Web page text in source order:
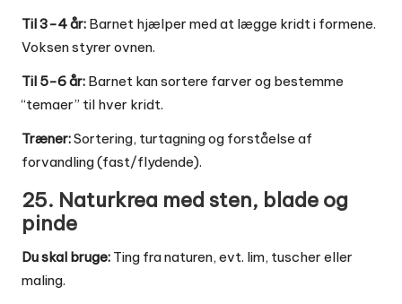
Til 3-4 år: Barnet hjælper med at lægge kridt i formene.
Voksen styrer ovnen.
Til 5-6 år: Barnet kan sortere farver og bestemme
“temaer” til hver kridt.
Træner:Sortering, turtagning og forståelse af
forvandling (fast/flydende).
25. Naturkrea med sten, blade og
pinde
Du skal bruge: Ting fra naturen, evt. lim, tuscher eller
maling.